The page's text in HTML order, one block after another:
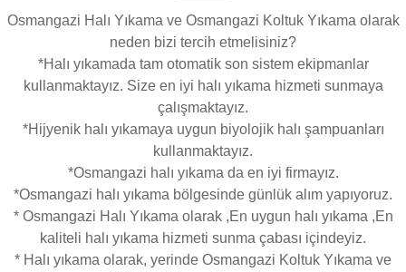
Osmangazi Halı Yıkama ve Osmangazi Koltuk Yıkama olarak
neden bizi tercih etmelisiniz?
*Halı yıkamada tam otomatik son sistem ekipmanlar
kullanmaktayız. Size en iyi halı yıkama hizmeti sunmaya
çalışmaktayız.
*Hijyenik halı yıkamaya uygun biyolojik halı şampuanları
kullanmaktayız.
*Osmangazi halı yıkama da en iyi firmayız.
*Osmangazi halı yıkama bölgesinde günlük alım yapıyoruz.
* Osmangazi Halı Yıkama olarak ,En uygun halı yıkama ,En
kaliteli halı yıkama hizmeti sunma çabası içindeyiz.
* Halı yıkama olarak, yerinde Osmangazi Koltuk Yıkama ve